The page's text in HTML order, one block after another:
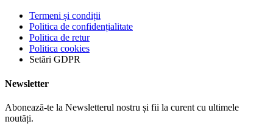
Termeni și condiții
Politica de confidențialitate
Politica de retur
Politica cookies
Setări GDPR
Newsletter
Abonează-te la Newsletterul nostru și fii la curent cu ultimele
noutăți.